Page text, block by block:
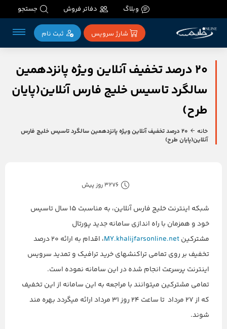
وبلاگ دفاتر فروش جستجو
شارژ سرویس ثبت‌ نام
۲۰ درصد تخفیف آنلاین ویژه پانزدهمین
سالگرد تاسیس خلیج فارس آنلاین(پایان
طرح)
خانه
۲۰ درصد تخفیف آنلاین ویژه پانزدهمین سالگرد تاسیس خلیج فارس
آنلاین(پایان طرح)
3276 روز پیش
شبکه اینترنت خلیج فارس آنلاین، به مناسبت ۱۵ سال تاسیس
خود و همزمان با راه اندازی سامانه جدید پورتال
مشترکینMY.khalijfarsonline.net
، اقدام به ارائه ۲۰ درصد
تخفیف بر روی تمامی تراکنشهای خرید ترافیک و تمدید سرویس
اینترنت پرسرعت انجام شده در این سامانه نموده است.
تمامی مشترکین میتوانند با مراجعه به این سامانه از این تخفیف
که از ۲۷ مرداد تا ساعت ۲۴ روز ۳۱ مرداد ارائه میگردد بهره مند
شوند.